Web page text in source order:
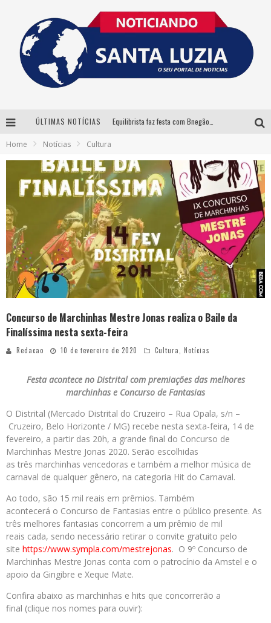
ÚLTIMAS NOTÍCIAS
Santa Luzia encerra Semana de Conscientização do Autismo com atividades abertas ao público
“Cê Tá Doido Festival” confirma o Mineirão como palco da festa
Home Notícias Cultura
Concurso de Marchinhas Mestre Jonas realiza o Baile da
Finalíssima nesta sexta-feira
Redacao 10 de fevereiro de 2020 Cultura, Notícias
Festa acontece no Distrital com premiações das melhores
marchinhas e Concurso de Fantasias
O Distrital (Mercado Distrital do Cruzeiro – Rua Opala, s/n –
Cruzeiro, Belo Horizonte / MG) recebe nesta sexta-feira, 14 de
fevereiro, a partir das 20h, a grande final do Concurso de
Marchinhas Mestre Jonas 2020. Serão escolhidas
as três marchinhas vencedoras e também a melhor música de
carnaval de qualquer gênero, na categoria Hit do Carnaval.
Ao todo, são 15 mil reais em prêmios. Também
acontecerá o Concurso de Fantasias entre o público presente. As
três melhores fantasias concorrem a um prêmio de mil
reais cada, sendo necessário retirar o convite gratuito pelo
site https://www.sympla.com/mestrejonas. O 9º Concurso de
Marchinhas Mestre Jonas conta com o patrocínio da Amstel e o
apoio da Gingibre e Xeque Mate.
Confira abaixo as marchinhas e hits que concorrerão a
final (clique nos nomes para ouvir):